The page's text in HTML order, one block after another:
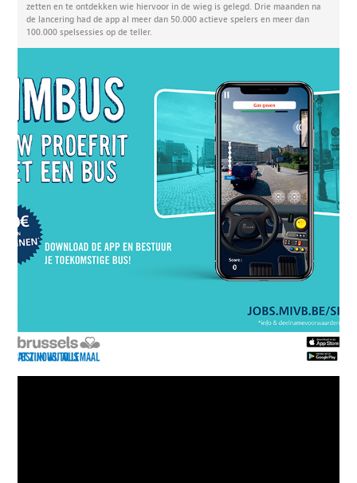
zetten en te ontdekken wie hiervoor in de wieg is gelegd. Drie maanden na
de lancering had de app al meer dan 50.000 actieve spelers en meer dan
100.000 spelsessies op de teller.